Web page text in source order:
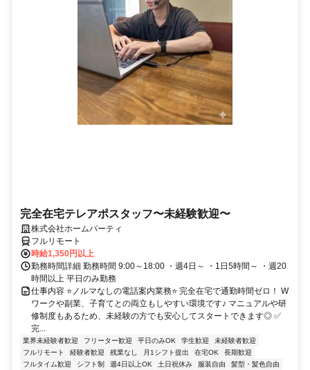
完全在宅テレアポスタッフ〜未経験歓迎〜
株式会社ホームパーティ
フルリモート
時給1,350円以上
勤務時間詳細 勤務時間 9:00～18:00 ・週4日～ ・1日5時間～ ・週20
時間以上 平日のみ勤務
仕事内容 ⭐ノルマなしの電話案内業務⭐ 完全在宅で通勤時間ゼロ！ W
ワークや副業、子育てとの両立もしやすい環境です♪ マニュアルや研
修制度もあるため、未経験の方でも安心してスタートできます◎ ✅
完...
業界未経験者歓迎 フリーター歓迎 平日のみOK 学生歓迎
未経験者歓迎
フルリモート
経験者歓迎 残業なし 月1シフト提出 在宅OK
長期歓迎
フルタイム歓迎
シフト制 週4日以上OK 土日祝休み 服装自由 髪型・髪色自由